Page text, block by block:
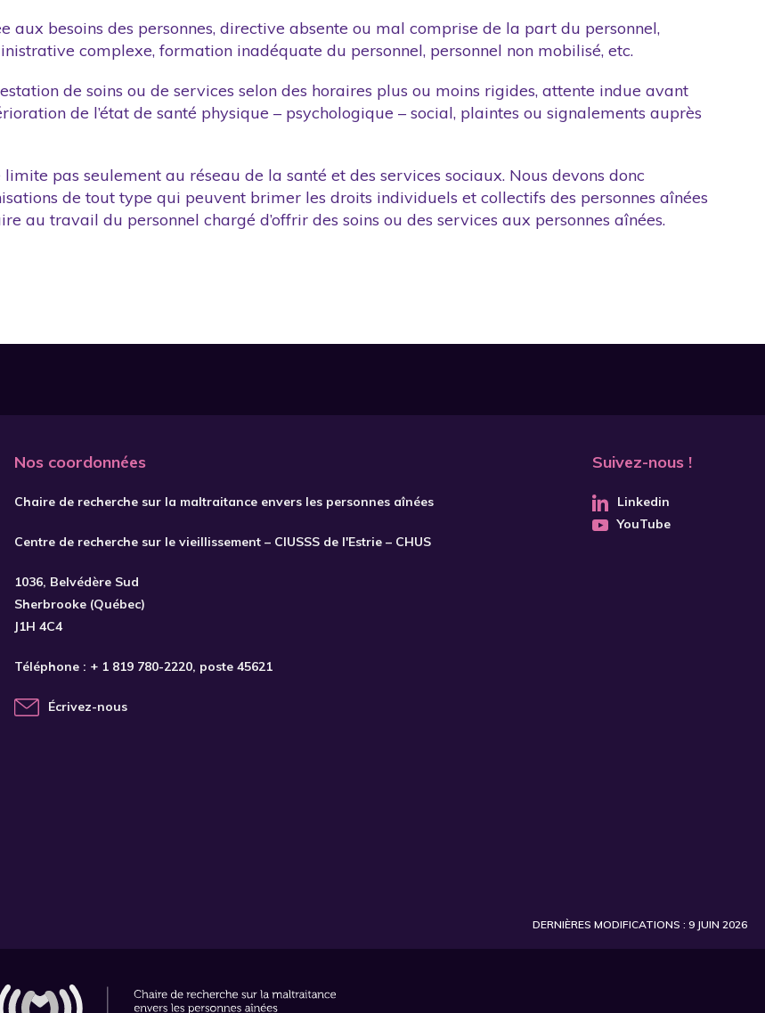
aux besoins des personnes, directive absente ou mal comprise de la part du personnel,
complexe, formation inadéquate du personnel, personnel non mobilisé, etc.
de soins ou de services selon des horaires plus ou moins rigides, attente indue avant
de l’état de santé physique – psychologique – social, plaintes ou signalements auprès
pas seulement au réseau de la santé et des services sociaux. Nous devons donc
de tout type qui peuvent brimer les droits individuels et collectifs des personnes aînées
au travail du personnel chargé d’offrir des soins ou des services aux personnes aînées.
Nos coordonnées
Chaire de recherche sur la maltraitance envers les personnes aînées
Centre de recherche sur le vieillissement – CIUSSS de l'Estrie – CHUS
1036, Belvédère Sud
Sherbrooke (Québec)
J1H 4C4
Téléphone : + 1 819 780-2220, poste 45621
Écrivez-nous
Suivez-nous !
Linkedin
YouTube
DERNIÈRES MODIFICATIONS : 9 JUIN 2026